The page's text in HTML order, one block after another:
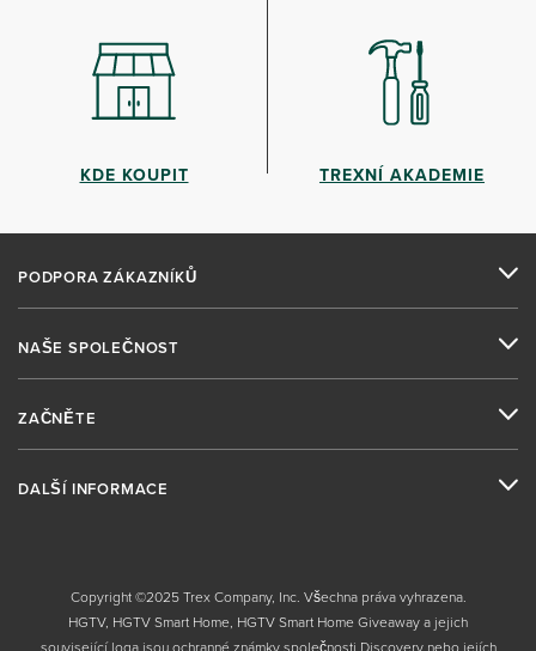
KDE KOUPIT TREXNÍ AKADEMIE
PODPORA ZÁKAZNÍKŮ
NAŠE SPOLEČNOST
ZAČNĚTE
DALŠÍ INFORMACE
Copyright ©2025 Trex Company, Inc. Všechna práva vyhrazena.
HGTV, HGTV Smart Home, HGTV Smart Home Giveaway a jejich